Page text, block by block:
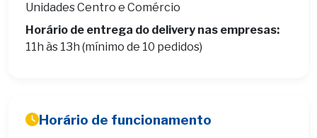
Unidades Centro e Comércio
Horário de entrega do delivery nas empresas:
11h às 13h (mínimo de 10 pedidos)
Horário de funcionamento